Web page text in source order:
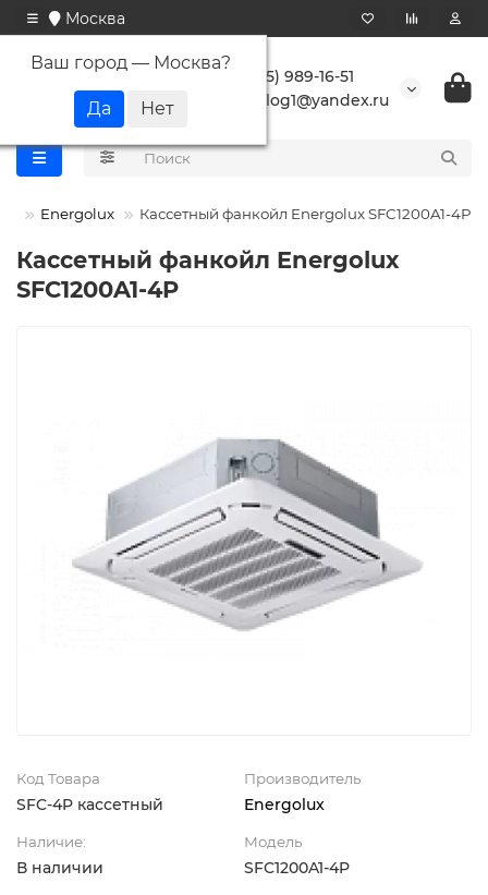
Москва
Ваш город — Москва?
+7 (495) 989-16-51
buranlog1@yandex.ru
Energolux Кассетный фанкойл Energolux SFC1200A1-4P
Кассетный фанкойл Energolux
SFC1200A1-4P
Код Товара
SFC-4P кассетный
Производитель
Energolux
Наличие:
В наличии
Модель
SFC1200A1-4P